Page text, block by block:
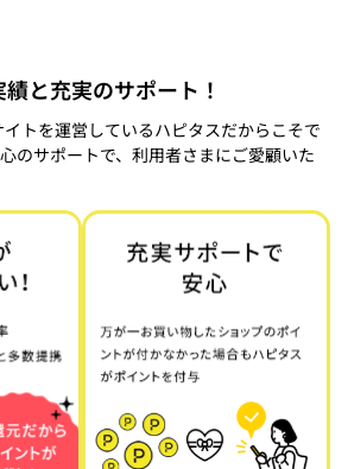
と充実のサポート！
トを運営しているハピタスだからこそで
のサポートで、利用者さまにご愛顧いた